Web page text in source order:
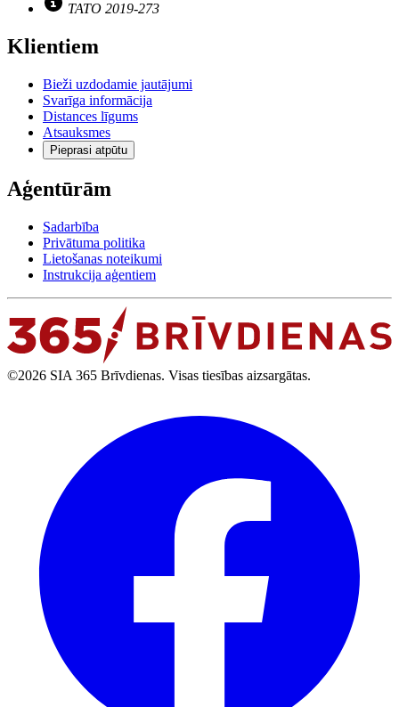
TATO 2019-273
Klientiem
Bieži uzdodamie jautājumi
Svarīga informācija
Distances līgums
Atsauksmes
Pieprasi atpūtu
Aģentūrām
Sadarbība
Privātuma politika
Lietošanas noteikumi
Instrukcija aģentiem
©2026 SIA 365 Brīvdienas. Visas tiesības aizsargātas.